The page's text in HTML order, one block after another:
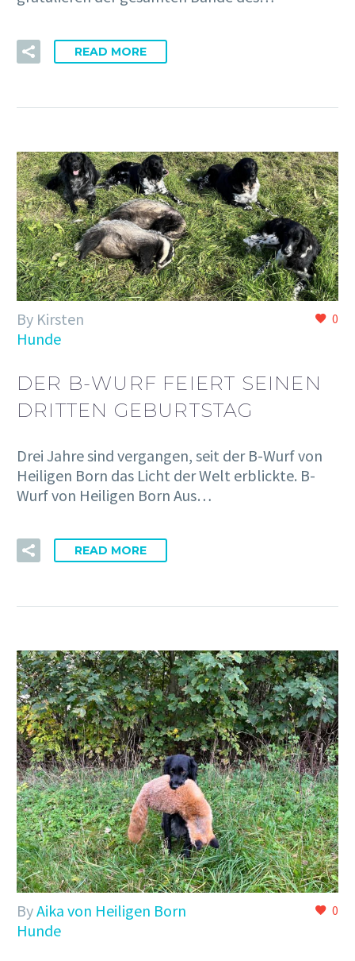
READ MORE
0
By Kirsten
Hunde
DER B-WURF FEIERT SEINEN
DRITTEN GEBURTSTAG
Drei Jahre sind vergangen, seit der B-Wurf von
Heiligen Born das Licht der Welt erblickte. B-
Wurf von Heiligen Born Aus…
READ MORE
0
ByAika von Heiligen Born
Hunde